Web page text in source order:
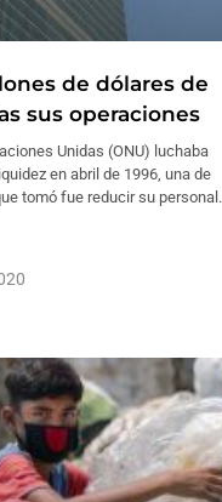
de dólares de
sus operaciones
Unidas (ONU) luchaba
en abril de 1996, una de
tomó fue reducir su personal.